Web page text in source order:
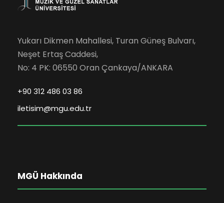
Yukarı Dikmen Mahallesi, Turan Güneş Bulvarı,
Neşet Ertaş Caddesi,
No: 4 PK: 06550 Oran Çankaya/ANKARA
+90 312 486 03 86
iletisim@mgu.edu.tr
MGÜ Hakkında